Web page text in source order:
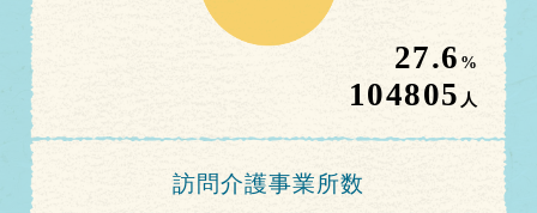
27.6 %
104805 人
訪問介護事業所数